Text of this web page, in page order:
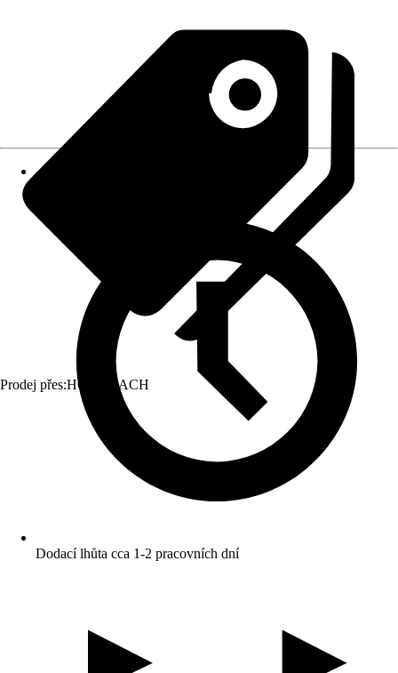
Prodej přes:HORNBACH
Dodací lhůta cca 1-2 pracovních dní